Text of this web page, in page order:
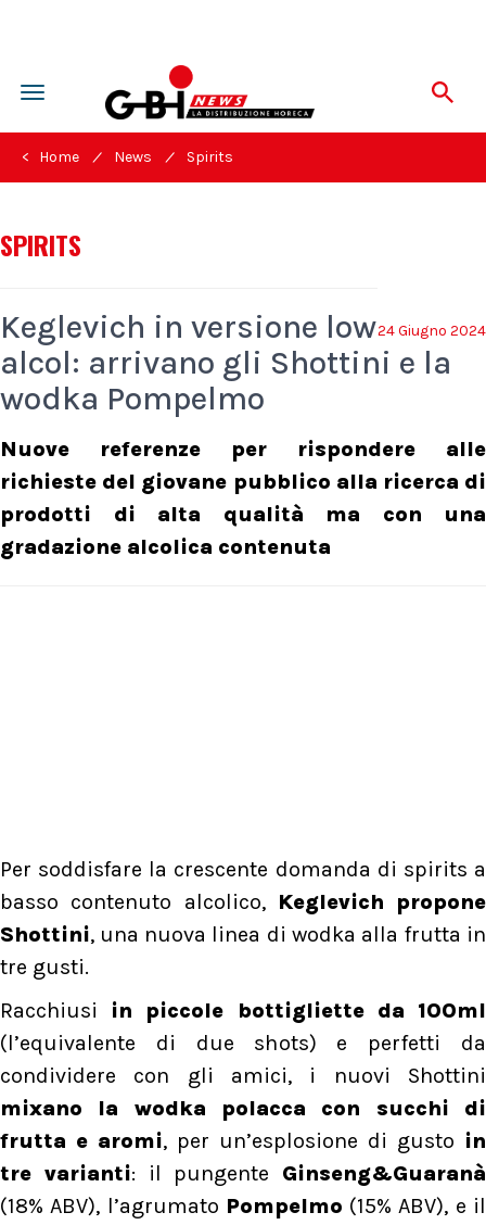
Toggle
navigation
< Home / News / Spirits
SPIRITS
24 Giugno 2024
Keglevich in versione low
alcol: arrivano gli Shottini e la
wodka Pompelmo
Nuove referenze per rispondere alle
richieste del giovane pubblico alla ricerca di
prodotti di alta qualità ma con una
gradazione alcolica contenuta
Per soddisfare la crescente domanda di spirits a
basso contenuto alcolico, Keglevich propone
Shottini, una nuova linea di wodka alla frutta in
tre gusti.
Racchiusi in piccole bottigliette da 100ml
(l’equivalente di due shots) e perfetti da
condividere con gli amici, i nuovi Shottini
mixano la wodka polacca con succhi di
frutta e aromi, per un’esplosione di gusto in
tre varianti: il pungente Ginseng&Guaranà
(18% ABV), l’agrumato Pompelmo (15% ABV), e il